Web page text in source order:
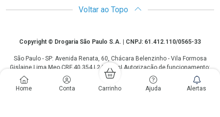
Home Conta Carrinho Ajuda Alertas
Voltar ao Topo
CopyrightCopyright © Drogaria São Paulo S.A. | CNPJ: 61.412.110/0565-33
São Paulo - SP: Avenida Renata, 60, Chácara Belenzinho - Vila Formosa
Gislaine Lima Meo CRF 40.354 | 24 horas| Autorização de funcionamento:
Processo: 2531.559767/2014-90 Autorização/MS: 7.31847.3 | As
informações contidas neste site, como promoções e ofertas de remédios e
medicamentos, não devem ser usadas para automedicação e não